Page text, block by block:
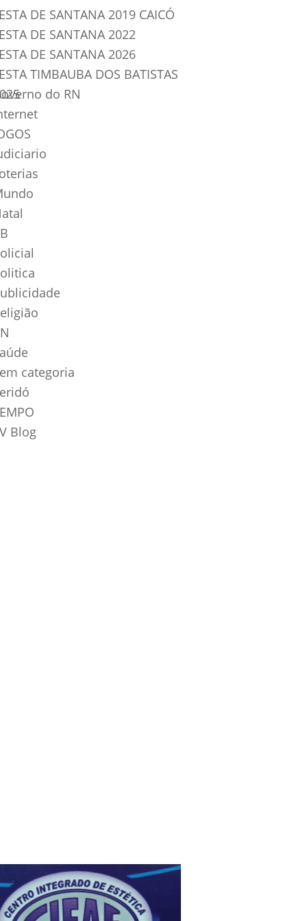
DE SANTANA 2019 CAICÓ
DE SANTANA 2022
DE SANTANA 2026
TIMBAUBA DOS BATISTAS
do RN
categoria
Blog